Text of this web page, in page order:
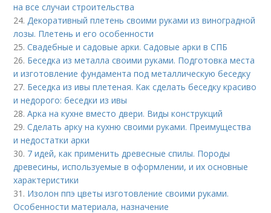
на все случаи строительства
24. Декоративный плетень своими руками из виноградной
лозы. Плетень и его особенности
25.Свадебные и садовые арки. Садовые арки в СПБ
26. Беседка из металла своими руками. Подготовка места
и изготовление фундамента под металлическую беседку
27. Беседка из ивы плетеная. Как сделать беседку красиво
и недорого: беседки из ивы
28.Арка на кухне вместо двери. Виды конструкций
29.Сделать арку на кухню своими руками. Преимущества
и недостатки арки
30. 7 идей, как применить древесные спилы. Породы
древесины, используемые в оформлении, и их основные
характеристики
31. Изолон ппэ цветы изготовление своими руками.
Особенности материала, назначение